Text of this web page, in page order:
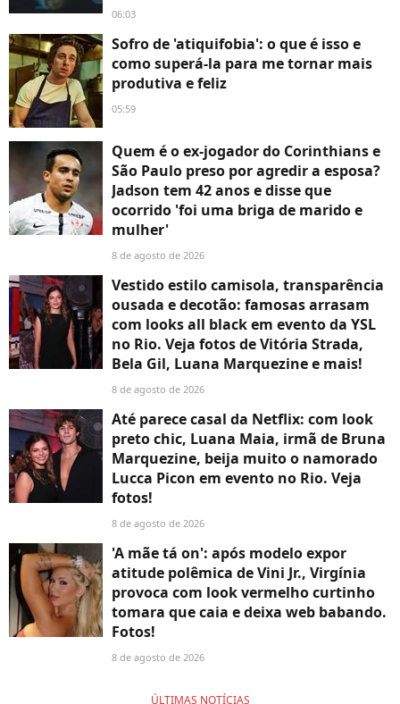
06:03
Sofro de 'atiquifobia': o que é isso e
como superá-la para me tornar mais
produtiva e feliz
05:59
Quem é o ex-jogador do Corinthians e
São Paulo preso por agredir a esposa?
Jadson tem 42 anos e disse que
ocorrido 'foi uma briga de marido e
mulher'
8 de agosto de 2026
Vestido estilo camisola, transparência
ousada e decotão: famosas arrasam
com looks all black em evento da YSL
no Rio. Veja fotos de Vitória Strada,
Bela Gil, Luana Marquezine e mais!
8 de agosto de 2026
Até parece casal da Netflix: com look
preto chic, Luana Maia, irmã de Bruna
Marquezine, beija muito o namorado
Lucca Picon em evento no Rio. Veja
fotos!
8 de agosto de 2026
'A mãe tá on': após modelo expor
atitude polêmica de Vini Jr., Virgínia
provoca com look vermelho curtinho
tomara que caia e deixa web babando.
Fotos!
8 de agosto de 2026
ÚLTIMAS NOTÍCIAS